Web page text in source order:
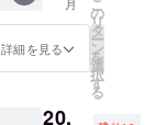
yuyuの
両方で
使え
無料券
名・機
関名を
クレ
ジット
を希望
月
詳細を見る
こ
の
リ
タ
ー
ン
を
選
択
す
る
20,